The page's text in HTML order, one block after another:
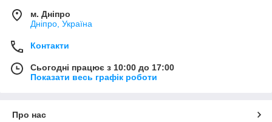
м. Дніпро
Дніпро, Україна
Контакти
Сьогодні працює з 10:00 до 17:00
Показати весь графік роботи
Про нас